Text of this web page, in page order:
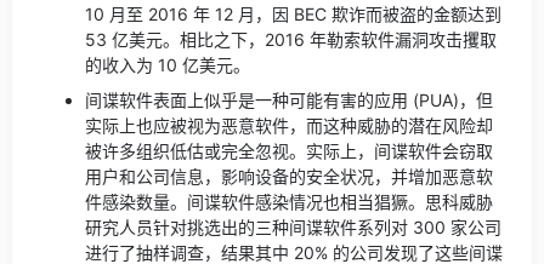
10 月至 2016 年 12 月，因 BEC 欺诈而被盗的金额达到
53 亿美元。相比之下，2016 年勒索软件漏洞攻击攫取
的收入为 10 亿美元。
间谍软件表面上似乎是一种可能有害的应用 (PUA)，但
实际上也应被视为恶意软件，而这种威胁的潜在风险却
被许多组织低估或完全忽视。实际上，间谍软件会窃取
用户和公司信息，影响设备的安全状况，并增加恶意软
件感染数量。间谍软件感染情况也相当猖獗。思科威胁
研究人员针对挑选出的三种间谍软件系列对 300 家公司
进行了抽样调查，结果其中 20% 的公司发现了这些间谍